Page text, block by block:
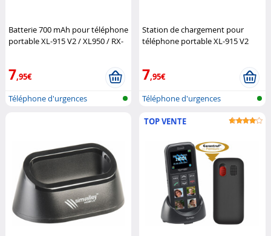
Batterie 700 mAh pour téléphone
portable XL-915 V2 / XL950 / RX-
7,95€
Téléphone d'urgences
Station de chargement pour
téléphone portable XL-915 V2
7,95€
Téléphone d'urgences
TOP VENTE